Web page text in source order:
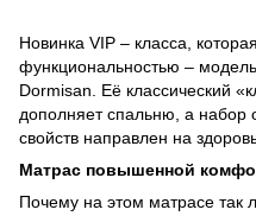
Новинка VIP – класса,
функциональностью –
Dormisan. Её классический
дополняет спальню, а набор
свойств направлен на
Матрас повышенной
Почему на этом матрасе так